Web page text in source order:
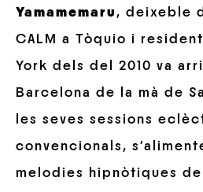
Yamamemaru , deixeble
CALM a Tòquio i
York dels del 2010 va
Barcelona de la mà de
les seves sessions
convencionals,
melodies hipnòtiques de